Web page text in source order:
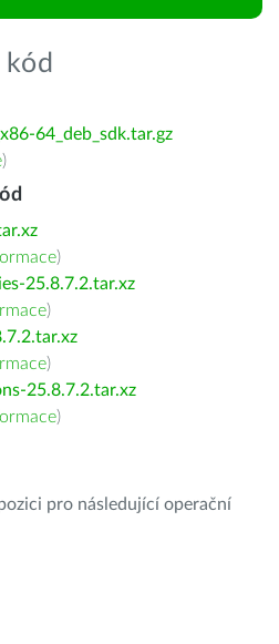
64_deb_sdk.tar.gz
)
)
25.8.7.2.tar.xz
)
)
25.8.7.2.tar.xz
)
pro následující operační